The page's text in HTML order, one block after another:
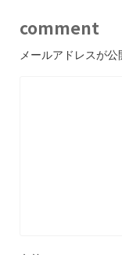
comment
メールアドレスが公